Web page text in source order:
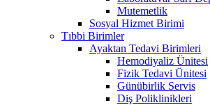
Mutemetlik
Sosyal Hizmet Birimi
Tıbbi Birimler
Ayaktan Tedavi Birimleri
Hemodiyaliz Ünitesi
Fizik Tedavi Ünitesi
Günübirlik Servis
Diş Poliklinikleri